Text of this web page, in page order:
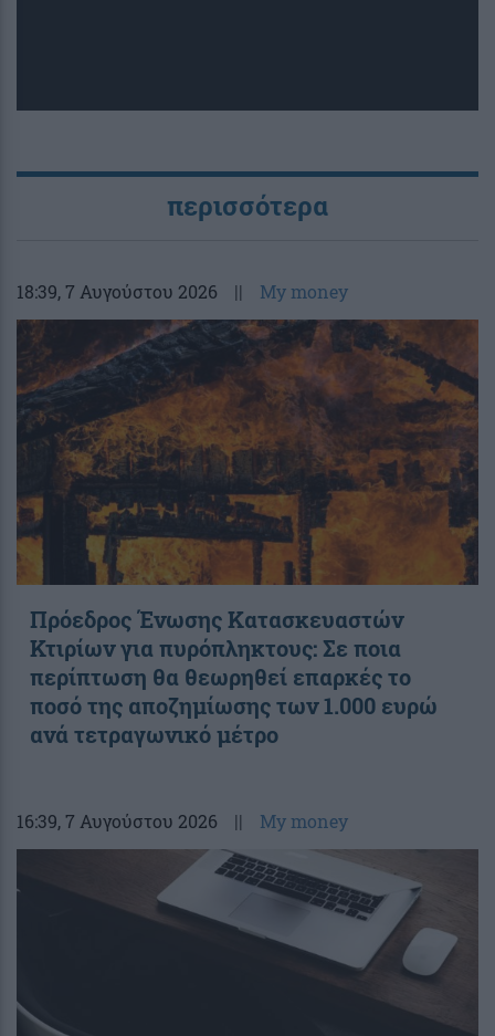
περισσότερα
18:39, 7 Αυγούστου 2026 || My money
Πρόεδρος Ένωσης Κατασκευαστών
Κτιρίων για πυρόπληκτους: Σε ποια
περίπτωση θα θεωρηθεί επαρκές το
ποσό της αποζημίωσης των 1.000 ευρώ
ανά τετραγωνικό μέτρο
16:39, 7 Αυγούστου 2026 || My money